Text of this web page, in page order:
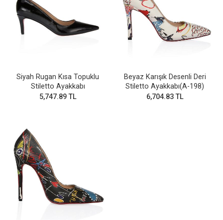
Siyah Rugan Kısa Topuklu
Stiletto Ayakkabı
5,747.89 TL
Beyaz Karışık Desenli Deri
Stiletto Ayakkabı(A-198)
6,704.83 TL